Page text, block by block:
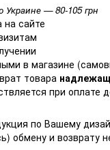
Украине — 80-105 грн
на сайте
в магазине
товара
при оплате
по Вашему
обмену и возврату